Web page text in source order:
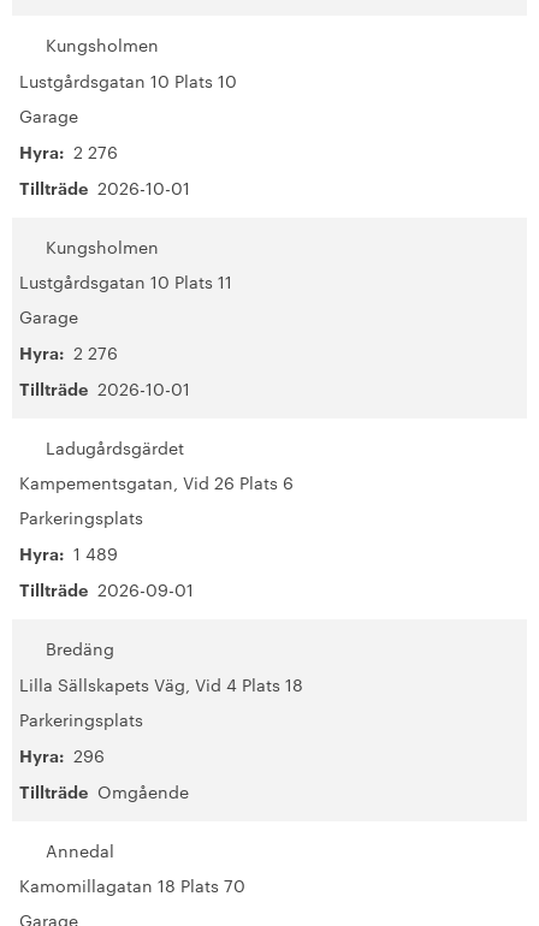
Kungsholmen
Lustgårdsgatan 10 Plats 10
Garage
Hyra: 2 276
Tillträde 2026-10-01
Kungsholmen
Lustgårdsgatan 10 Plats 11
Garage
Hyra: 2 276
Tillträde 2026-10-01
Ladugårdsgärdet
Kampementsgatan, Vid 26 Plats 6
Parkeringsplats
Hyra: 1 489
Tillträde 2026-09-01
Bredäng
Lilla Sällskapets Väg, Vid 4 Plats 18
Parkeringsplats
Hyra: 296
Tillträde Omgående
Annedal
Kamomillagatan 18 Plats 70
Garage